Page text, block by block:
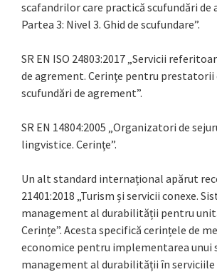
scafandrilor care practică scufundări de
Partea 3: Nivel 3. Ghid de scufundare”.
SR EN ISO 24803:2017 „Servicii
de agrement. Cerinţe pentru prestatorii
scufundări de agrement”.
SR EN 14804:2005 „Organizatori de
lingvistice. Cerinţe”.
Un alt standard internațional apărut
21401:2018 „Turism și servicii conexe.
management al durabilității pentru
Cerințe”. Acesta specifică cerințele de
economice pentru implementarea unui
management al durabilității în serviciile